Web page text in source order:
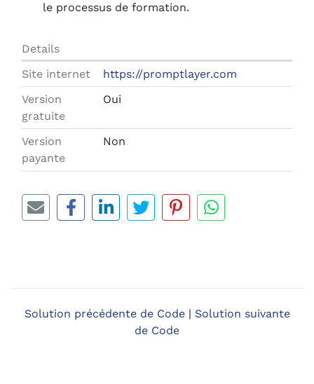
le processus de formation.
Details
Site internet
https://promptlayer.com
Version
gratuite
Oui
Version
payante
Non
Solution précédente de Code | Solution suivante
de Code